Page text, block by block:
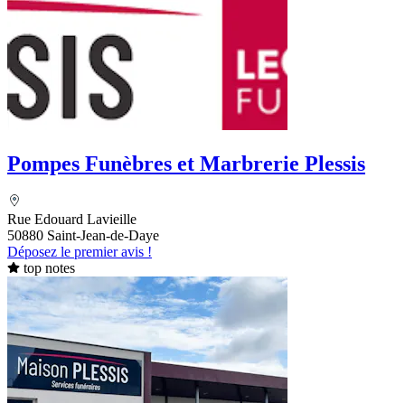
Pompes Funèbres et Marbrerie Plessis
Rue Edouard Lavieille
50880 Saint-Jean-de-Daye
Déposez le premier avis !
top notes